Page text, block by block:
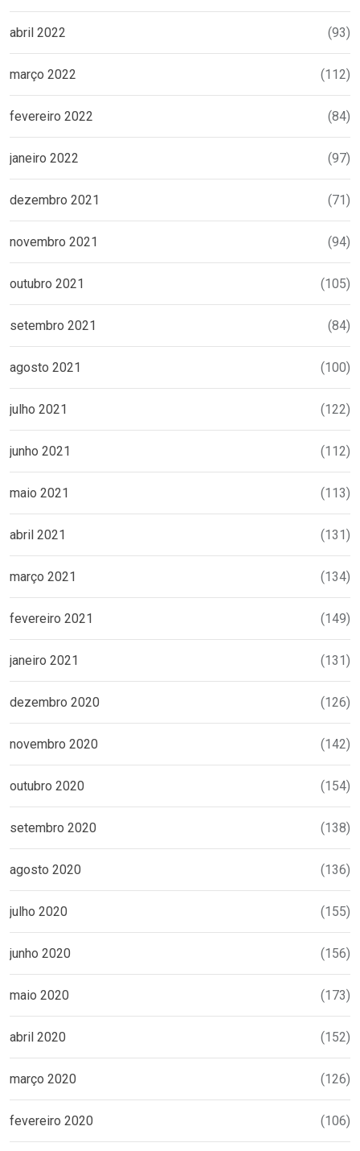
abril 2022 (93)
março 2022 (112)
fevereiro 2022 (84)
janeiro 2022 (97)
dezembro 2021 (71)
novembro 2021 (94)
outubro 2021 (105)
setembro 2021 (84)
agosto 2021 (100)
julho 2021 (122)
junho 2021 (112)
maio 2021 (113)
abril 2021 (131)
março 2021 (134)
fevereiro 2021 (149)
janeiro 2021 (131)
dezembro 2020 (126)
novembro 2020 (142)
outubro 2020 (154)
setembro 2020 (138)
agosto 2020 (136)
julho 2020 (155)
junho 2020 (156)
maio 2020 (173)
abril 2020 (152)
março 2020 (126)
fevereiro 2020 (106)